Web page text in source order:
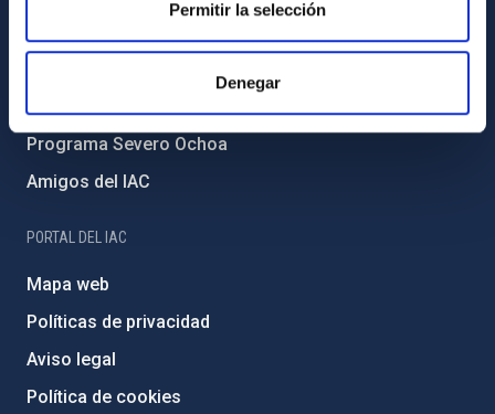
Permitir la selección
Denegar
Financiación externa
Programa Severo Ochoa
Amigos del IAC
PORTAL DEL IAC
Mapa web
Políticas de privacidad
Aviso legal
Política de cookies